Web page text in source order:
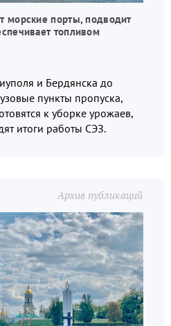
морские порты, подводит
топливом
и Бердянска до
пункты пропуска,
к уборке урожаев,
итоги работы СЭЗ.
Архив публикаций